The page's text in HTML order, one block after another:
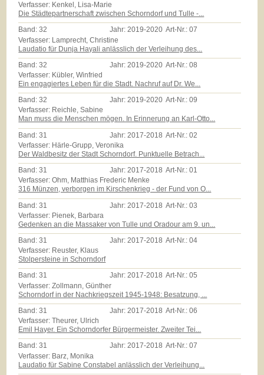
Verfasser: Kenkel, Lisa-Marie
Die Städtepartnerschaft zwischen Schorndorf und Tulle -...
Band:32 Jahr:2019-2020 Art-Nr.:07
Verfasser: Lamprecht, Christine
Laudatio für Dunja Hayali anlässlich der Verleihung des...
Band:32 Jahr:2019-2020 Art-Nr.:08
Verfasser: Kübler, Winfried
Ein engagiertes Leben für die Stadt. Nachruf auf Dr. We...
Band:32 Jahr:2019-2020 Art-Nr.:09
Verfasser: Reichle, Sabine
Man muss die Menschen mögen. In Erinnerung an Karl-Otto...
Band:31 Jahr: 2017-2018 Art-Nr.:02
Verfasser: Härle-Grupp, Veronika
Der Waldbesitz der Stadt Schorndorf. Punktuelle Betrach...
Band:31 Jahr:2017-2018 Art-Nr.:01
Verfasser: Ohm, Matthias Frederic Menke
316 Münzen, verborgen im Kirschenkrieg - der Fund von O...
Band:31 Jahr: 2017-2018 Art-Nr.:03
Verfasser: Pienek, Barbara
Gedenken an die Massaker von Tulle und Oradour am 9. un...
Band:31 Jahr:2017-2018 Art-Nr.:04
Verfasser: Reuster, Klaus
Stolpersteine in Schorndorf
Band:31 Jahr:2017-2018 Art-Nr.:05
Verfasser: Zollmann, Günther
Schorndorf in der Nachkriegszeit 1945-1948: Besatzung, ...
Band:31 Jahr:2017-2018 Art-Nr.:06
Verfasser: Theurer, Ulrich
Emil Hayer. Ein Schorndorfer Bürgermeister. Zweiter Tei...
Band:31 Jahr:2017-2018 Art-Nr.:07
Verfasser: Barz, Monika
Laudatio für Sabine Constabel anlässlich der Verleihung...